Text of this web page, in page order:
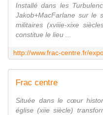
Installé dans les
Jakob+MacFarlane sur le
militaires (xviiie-xixe
constitue le lieu ...
Frac centre
Située dans le cœur
église (xiie siècle)